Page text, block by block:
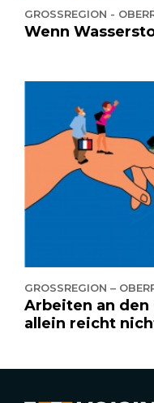
GROSSREGION -
Wenn
GROSSREGION –
Arbeiten an den
allein reicht